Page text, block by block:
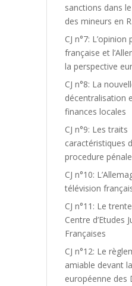
sanctions dans
des mineurs en
CJ n°7: L’opinion
française et
la perspective
CJ n°8: La
décentralisation
finances locales
CJ n°9: Les traits
caractéristiques
procedure
CJ n°10:
télévision
CJ n°11: Le
Centre d’Etudes
Françaises
CJ n°12: Le
amiable devant
européenne des